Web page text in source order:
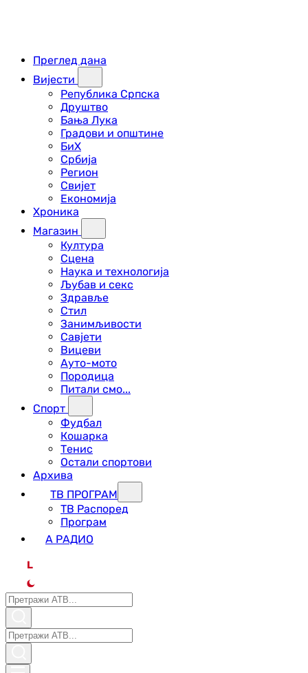
Преглед дана
Вијести
Република Српска
Друштво
Бања Лука
Градови и општине
БиХ
Србија
Регион
Свијет
Економија
Хроника
Магазин
Култура
Сцена
Наука и технологија
Љубав и секс
Здравље
Стил
Занимљивости
Савјети
Вицеви
Ауто-мото
Породица
Питали смо...
Спорт
Фудбал
Кошарка
Тенис
Остали спортови
Архива
ТВ ПРОГРАМ
ТВ Распоред
Програм
А РАДИО
L